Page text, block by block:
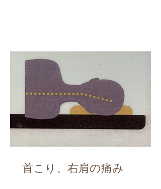
首こり、右肩の痛み